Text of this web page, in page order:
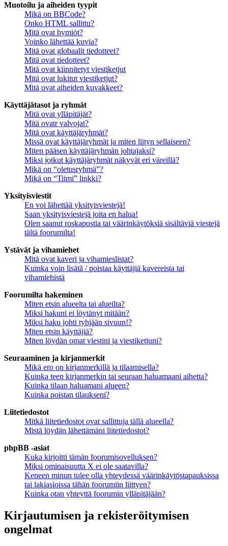
Muotoilu ja aiheiden tyypit
Mikä on BBCode?
Onko HTML sallittu?
Mitä ovat hymiöt?
Voinko lähettää kuvia?
Mitä ovat globaalit tiedotteet?
Mitä ovat tiedotteet?
Mitä ovat kiinnitetyt viestiketjut
Mitä ovat lukitut viestiketjut?
Mitä ovat aiheiden kuvakkeet?
Käyttäjätasot ja ryhmät
Mitä ovat ylläpitäjät?
Mitä ovatr valvojat?
Mitä ovat käyttäjäryhmät?
Missä ovat käyttäjäryhmät ja miten liityn sellaiseen?
Miten pääsen käyttäjäryhmän johtajaksi?
Miksi jotkut käyttäjäryhmät näkyvät eri väreillä?
Mikä on “oletusryhmä”?
Mikä on “Tiimi” linkki?
Yksityisviestit
En voi lähettää yksityisviestejä!
Saan yksityisviestejä joita en halua!
Olen saanut roskapostia tai väärinkäytöksiä sisältäviä viestejä
tältä foorumilta!
Ystävät ja vihamiehet
Mitä ovat kaveri ja vihamieslistat?
Kuinka voin lisätä / poistaa käyttäjiä kavereista tai
vihamiehistä
Foorumilta hakeminen
Miten etsin alueelta tai alueilta?
Miksi hakuni ei löytänyt mitään?
Miksi haku johti tyhjään sivuun!?
Miten etsin käyttäjiä?
Miten löydän omat viestini ja viestiketjuni?
Seuraaminen ja kirjanmerkit
Mikä ero on kirjanmerkillä ja tilaamisella?
Kuinka teen kirjanmerkin tai seuraan haluamaani aihetta?
Kuinka tilaan haluamani alueen?
Kuinka poistan tilaukseni?
Liitetiedostot
Mitkä liitetiedostot ovat sallittuja tällä alueella?
Mistä löydän lähettämäni liitetiedostot?
phpBB -asiat
Kuka kirjoitti tämän foorumisovelluksen?
Miksi ominaisuutta X ei ole saatavilla?
Keneen minun tulee olla yhteydessä väärinkäytöstapauksissa
tai lakiasioissa tähän foorumiin liittyen?
Kuinka otan yhteyttä foorumin ylläpitäjään?
Kirjautumisen ja rekisteröitymisen
ongelmat